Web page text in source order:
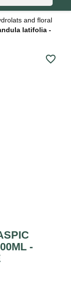
and floral
latifolia -
favorite_border
-